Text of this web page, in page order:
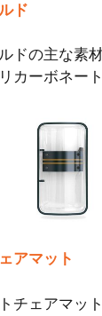
ド
ドの主な素
カーボネート
アマット
チェアマッ